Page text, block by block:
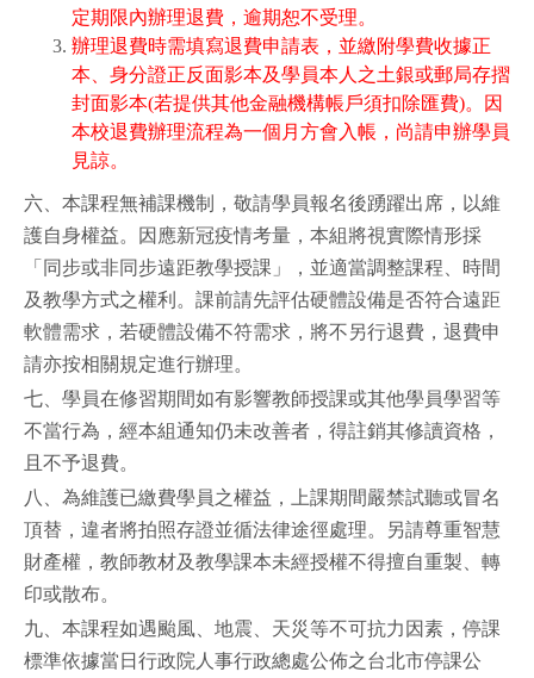
定期限內辦理退費，逾期恕不受理。
辦理退費時需填寫退費申請表，並繳附學費收據正
本、身分證正反面影本及學員本人之土銀或郵局存摺
封面影本(若提供其他金融機構帳戶須扣除匯費)。因
本校退費辦理流程為一個月方會入帳，尚請申辦學員
見諒。
六、本課程無補課機制，敬請學員報名後踴躍出席，以維
護自身權益。因應新冠疫情考量，本組將視實際情形採
「同步或非同步遠距教學授課」，並適當調整課程、時間
及教學方式之權利。課前請先評估硬體設備是否符合遠距
軟體需求，若硬體設備不符需求，將不另行退費，退費申
請亦按相關規定進行辦理。
七、學員在修習期間如有影響教師授課或其他學員學習等
不當行為，經本組通知仍未改善者，得註銷其修讀資格，
且不予退費。
八、為維護已繳費學員之權益，上課期間嚴禁試聽或冒名
頂替，違者將拍照存證並循法律途徑處理。另請尊重智慧
財產權，教師教材及教學課本未經授權不得擅自重製、轉
印或散布。
九、本課程如遇颱風、地震、天災等不可抗力因素，停課
標準依據當日行政院人事行政總處公佈之台北市停課公